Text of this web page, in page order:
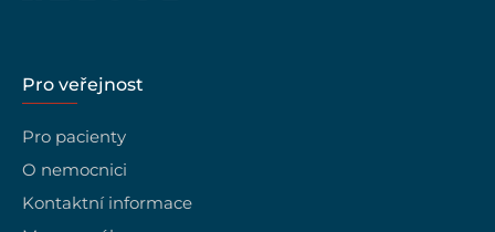
Pro veřejnost
Pro pacienty
O nemocnici
Kontaktní informace